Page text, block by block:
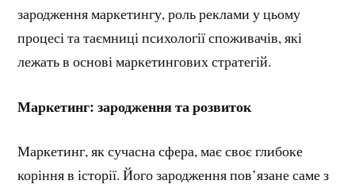
зародження маркетингу, роль реклами у цьому
процесі та таємниці психології споживачів, які
лежать в основі маркетингових стратегій.
Маркетинг: зародження та розвиток
Маркетинг, як сучасна сфера, має своє глибоке
коріння в історії. Його зародження пов’язане саме з